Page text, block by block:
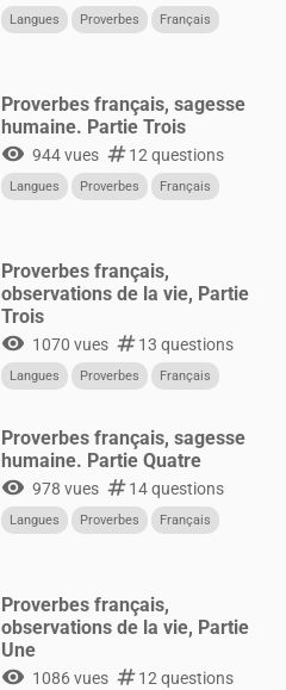
Langues Proverbes Français
Proverbes français, sagesse
humaine. Partie Trois
visibility 944 vues numbers12 questions
Langues Proverbes Français
Proverbes français,
observations de la vie, Partie
Trois
visibility 1070 vues numbers13 questions
Langues Proverbes Français
Proverbes français, sagesse
humaine. Partie Quatre
visibility 978 vues numbers14 questions
Langues Proverbes Français
Proverbes français,
observations de la vie, Partie
Une
visibility 1086 vues numbers12 questions